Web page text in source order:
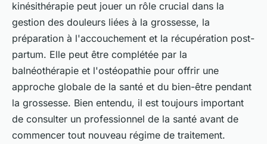
kinésithérapie peut jouer un rôle crucial dans la
gestion des douleurs liées à la grossesse, la
préparation à l'accouchement et la récupération post-
partum. Elle peut être complétée par la
balnéothérapie et l'ostéopathie pour offrir une
approche globale de la santé et du bien-être pendant
la grossesse. Bien entendu, il est toujours important
de consulter un professionnel de la santé avant de
commencer tout nouveau régime de traitement.